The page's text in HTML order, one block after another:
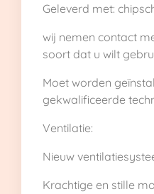
Geleverd met:
wij nemen contact
soort dat u wilt
Moet worden
gekwalificeerde
Ventilatie:
Nieuw
Krachtige en stille